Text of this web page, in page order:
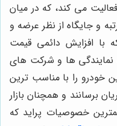
می کند، که در میان
و جایگاه از نظر عرضه و
با افزایش دائمی قیمت
نمایندگی ها و شرکت های
خودرو را با مناسب ترین
برسانند و همچنان بازار
خصوصیات پراید که